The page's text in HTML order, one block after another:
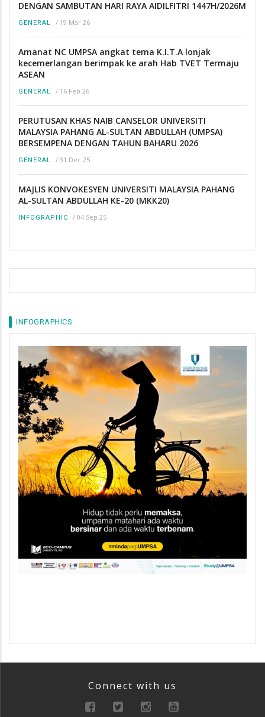
DENGAN SAMBUTAN HARI RAYA AIDILFITRI 1447H/2026M
GENERAL / 19 Mar 26
Amanat NC UMPSA angkat tema K.I.T.A lonjak
kecemerlangan berimpak ke arah Hab TVET Termaju
ASEAN
GENERAL / 16 Feb 26
PERUTUSAN KHAS NAIB CANSELOR UNIVERSITI
MALAYSIA PAHANG AL-SULTAN ABDULLAH (UMPSA)
BERSEMPENA DENGAN TAHUN BAHARU 2026
GENERAL / 31 Dec 25
MAJLIS KONVOKESYEN UNIVERSITI MALAYSIA PAHANG
AL-SULTAN ABDULLAH KE-20 (MKK20)
INFOGRAPHIC / 04 Sep 25
INFOGRAPHICS
Connect with us